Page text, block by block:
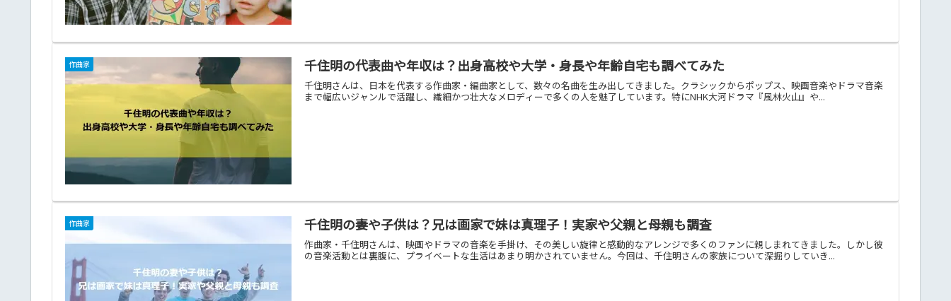
作曲家 千住明の代表曲や年収は？出身高校や大学・身長や年齢自宅も調べてみた
千住明さんは、日本を代表する作曲家・編曲家として、数々の名曲を生み出してきました。クラシックからポップス、映画音楽やドラマ音楽
まで幅広いジャンルで活躍し、繊細かつ壮大なメロディーで多くの人を魅了しています。特にNHK大河ドラマ『風林火山』や...
作曲家 千住明の妻や子供は？兄は画家で妹は真理子！実家や父親と母親も調査
作曲家・千住明さんは、映画やドラマの音楽を手掛け、その美しい旋律と感動的なアレンジで多くのファンに親しまれてきました。しかし彼
の音楽活動とは裏腹に、プライベートな生活はあまり明かされていません。今回は、千住明さんの家族について深掘りしていき...